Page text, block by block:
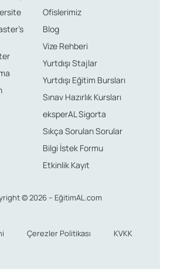
Ofislerimiz
Blog
Vize Rehberi
Yurtdışı Stajlar
Yurtdışı Eğitim Bursları
Sınav Hazırlık Kursları
eksperAL Sigorta
Sıkça Sorulan Sorular
Bilgi İstek Formu
Etkinlik Kayıt
© 2026 – EğitimAL.com
Çerezler Politikası KVKK